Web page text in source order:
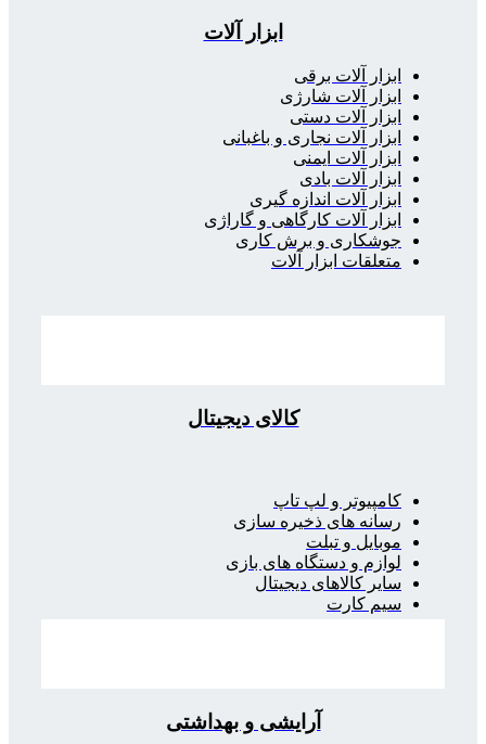
ابزار آلات
ابزار آلات برقی
ابزار آلات شارژی
ابزار آلات دستی
ابزار آلات نجاری و باغبانی
ابزار آلات ایمنی
ابزار آلات بادی
ابزار آلات اندازه گیری
ابزار آلات کارگاهی و گاراژی
جوشکاری و برش کاری
متعلقات ابزار آلات
کالای دیجیتال
کامپیوتر و لپ تاپ
رسانه های ذخیره سازی
موبایل و تبلت
لوازم و دستگاه های بازی
سایر کالاهای دیجیتال
سیم کارت
آرایشی و بهداشتی